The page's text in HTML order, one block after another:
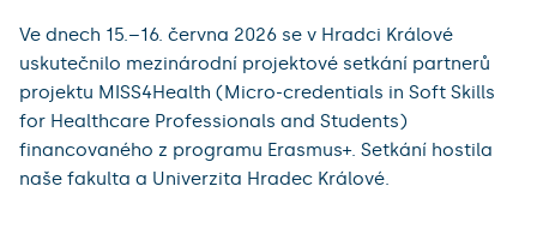
Ve dnech 15.–16. června 2026 se v Hradci Králové
uskutečnilo mezinárodní projektové setkání partnerů
projektu MISS4Health (Micro-credentials in Soft Skills
for Healthcare Professionals and Students)
financovaného z programu Erasmus+. Setkání hostila
naše fakulta a Univerzita Hradec Králové.